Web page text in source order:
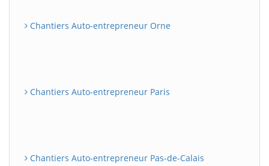
Chantiers Auto-entrepreneur Orne
Chantiers Auto-entrepreneur Paris
Chantiers Auto-entrepreneur Pas-de-Calais